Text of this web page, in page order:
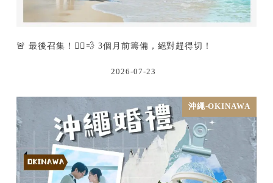
🚨 最後召集！🏃‍♂️💨 3個月前籌備，絕對趕得切！
2026-07-23
沖繩-OKINAWA